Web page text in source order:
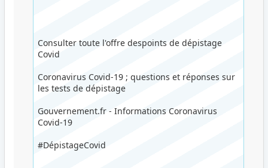
Consulter toute l'offre despoints de dépistage
Covid
Coronavirus Covid-19 ; questions et réponses sur
les tests de dépistage
Gouvernement.fr - Informations Coronavirus
Covid-19
#DépistageCovid